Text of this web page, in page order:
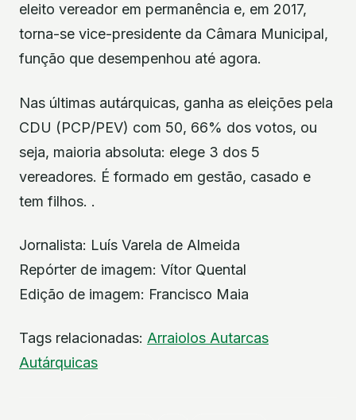
eleito vereador em permanência e, em 2017,
torna-se vice-presidente da Câmara Municipal,
função que desempenhou até agora.
Nas últimas autárquicas, ganha as eleições pela
CDU (PCP/PEV) com 50, 66% dos votos, ou
seja, maioria absoluta: elege 3 dos 5
vereadores. É formado em gestão, casado e
tem filhos. .
Jornalista: Luís Varela de Almeida
Repórter de imagem: Vítor Quental
Edição de imagem: Francisco Maia
Tags relacionadas: Arraiolos Autarcas
Autárquicas